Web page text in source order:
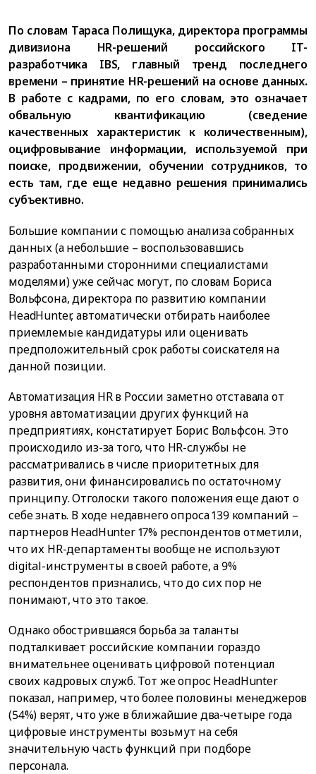
По словам Тараса Полищука, директора программы
дивизиона HR-решений российского IT-
разработчика IBS, главный тренд последнего
времени – принятие HR-решений на основе данных.
В работе с кадрами, по его словам, это означает
обвальную квантификацию (сведение
качественных характеристик к количественным),
оцифровывание информации, используемой при
поиске, продвижении, обучении сотрудников, то
есть там, где еще недавно решения принимались
субъективно.
Большие компании с помощью анализа собранных
данных (а небольшие – воспользовавшись
разработанными сторонними специалистами
моделями) уже сейчас могут, по словам Бориса
Вольфсона, директора по развитию компании
HeadHunter, автоматически отбирать наиболее
приемлемые кандидатуры или оценивать
предположительный срок работы соискателя на
данной позиции.
Автоматизация HR в России заметно отставала от
уровня автоматизации других функций на
предприятиях, констатирует Борис Вольфсон. Это
происходило из-за того, что HR-службы не
рассматривались в числе приоритетных для
развития, они финансировались по остаточному
принципу. Отголоски такого положения еще дают о
себе знать. В ходе недавнего опроса 139 компаний –
партнеров HeadHunter 17% респондентов отметили,
что их HR-департаменты вообще не используют
digital-инструменты в своей работе, а 9%
респондентов признались, что до сих пор не
понимают, что это такое.
Однако обострившаяся борьба за таланты
подталкивает российские компании гораздо
внимательнее оценивать цифровой потенциал
своих кадровых служб. Тот же опрос HeadHunter
показал, например, что более половины менеджеров
(54%) верят, что уже в ближайшие два-четыре года
цифровые инструменты возьмут на себя
значительную часть функций при подборе
персонала.